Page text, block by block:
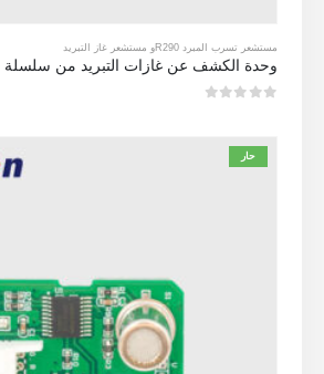
مستشعر تسرب المبرد R290 و مستشعر غاز التبريد
وحدة الكشف عن غازات التبريد من سلسلة ZRT512
حار